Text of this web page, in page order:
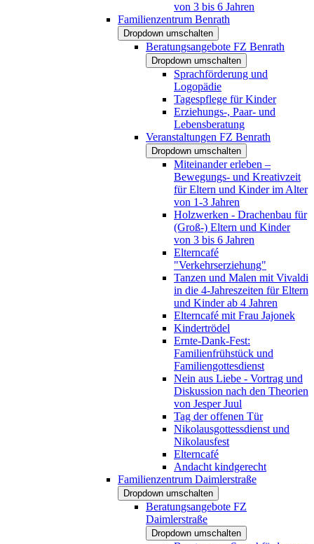
von 3 bis 6 Jahren
Familienzentrum Benrath
Dropdown umschalten
Beratungsangebote FZ Benrath
Dropdown umschalten
Sprachförderung und
Logopädie
Tagespflege für Kinder
Erziehungs-, Paar- und
Lebensberatung
Veranstaltungen FZ Benrath
Dropdown umschalten
Miteinander erleben –
Bewegungs- und Kreativzeit
für Eltern und Kinder im Alter
von 1-3 Jahren
Holzwerken - Drachenbau für
(Groß-) Eltern und Kinder
von 3 bis 6 Jahren
Elterncafé
"Verkehrserziehung"
Tanzen und Malen mit Vivaldi
in die 4-Jahreszeiten für Eltern
und Kinder ab 4 Jahren
Elterncafé mit Frau Jajonek
Kindertrödel
Ernte-Dank-Fest:
Familienfrühstück und
Familiengottesdienst
Nein aus Liebe - Vortrag und
Diskussion nach den Theorien
von Jesper Juul
Tag der offenen Tür
Nikolausgottessdienst und
Nikolausfest
Elterncafé
Andacht kindgerecht
Familienzentrum Daimlerstraße
Dropdown umschalten
Beratungsangebote FZ
Daimlerstraße
Dropdown umschalten